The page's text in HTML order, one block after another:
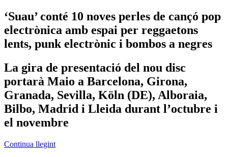
‘Suau’ conté 10 noves perles de cançó pop
electrònica amb espai per reggaetons
lents, punk electrònic i bombos a negres
La gira de presentació del nou disc
portarà Maio a Barcelona, Girona,
Granada, Sevilla, Köln (DE), Alboraia,
Bilbo, Madrid i Lleida durant l’octubre i
el novembre
Continua llegint